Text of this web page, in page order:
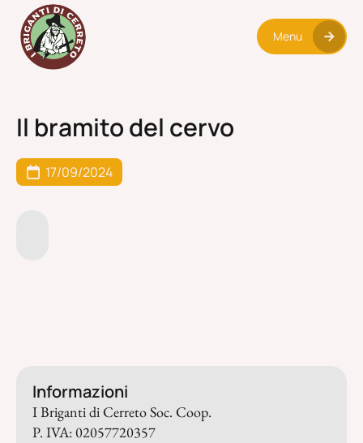
Menu
Il bramito del cervo
17/09/2024
Informazioni
I Briganti di Cerreto Soc. Coop.
P. IVA: 02057720357